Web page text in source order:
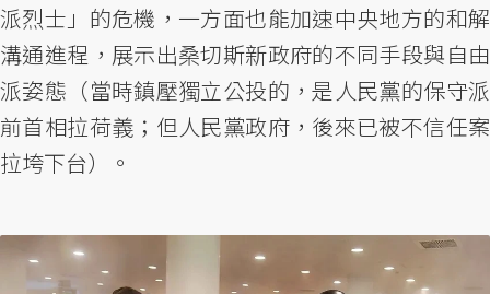
派烈士」的危機，一方面也能加速中央地方的和解
溝通進程，展示出桑切斯新政府的不同手段與自由
派姿態（當時鎮壓獨立公投的，是人民黨的保守派
前首相拉荷義；但人民黨政府，後來已被不信任案
拉垮下台）。